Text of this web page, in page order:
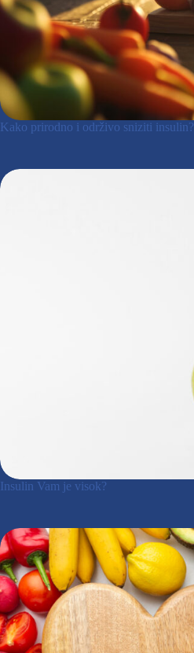
Kako prirodno i održivo sniziti insulin?
Insulin Vam je visok?